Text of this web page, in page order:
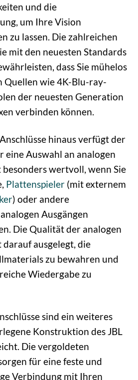
und die
um Ihre Vision
zu lassen. Die zahlreichen
mit den neuesten Standards
dass Sie mühelos
Quellen wie 4K-Blu-ray-
der neuesten Generation
verbinden können.
hinaus verfügt der
eine Auswahl an analogen
besonders wertvoll, wenn Sie
Plattenspieler (mit externem
) oder andere
Ausgängen
Die Qualität der analogen
ausgelegt, die
zu bewahren und
Wiedergabe zu
sind ein weiteres
Konstruktion des JBL
Die vergoldeten
für eine feste und
Verbindung mit Ihren